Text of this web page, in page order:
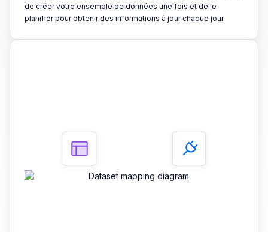
de créer votre ensemble de données une fois et de le
planifier pour obtenir des informations à jour chaque jour.